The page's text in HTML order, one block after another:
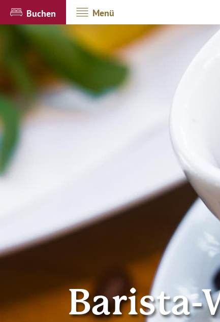
Buchen Menü
Barista-